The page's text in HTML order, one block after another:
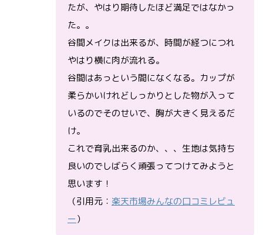
たが、やはり期待したほど満足ではなかっ
た。。
谷間メイクは出来るが、時間が経つにつれ
やはり横に肉が流れる。
谷間はあっという間になくなる。カップが
柔らかいけれどしっかりとした物が入って
いるのでそのせいで、胸が大きく見えるだ
け。
これで育乳出来るのか、、、生地は気持ち
良いのでしばらく頑張ってつけてみようと
思います！
（引用元： 楽天市場みんなの口コミレビュ
ー）